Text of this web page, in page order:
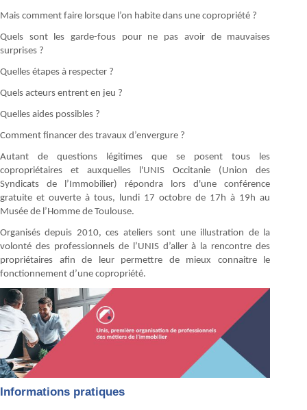
Mais comment faire lorsque l’on habite dans une copropriété ?
Quels sont les garde-fous pour ne pas avoir de mauvaises
surprises ?
Quelles étapes à respecter ?
Quels acteurs entrent en jeu ?
Quelles aides possibles ?
Comment financer des travaux d’envergure ?
Autant de questions légitimes que se posent tous les
copropriétaires et auxquelles l'UNIS Occitanie (Union des
Syndicats de l’Immobilier) répondra lors d'une conférence
gratuite et ouverte à tous, lundi 17 octobre de 17h à 19h au
Musée de l’Homme de Toulouse.
Organisés depuis 2010, ces ateliers sont une illustration de la
volonté des professionnels de l’UNIS d’aller à la rencontre des
propriétaires afin de leur permettre de mieux connaitre le
fonctionnement d’une copropriété.
Informations pratiques